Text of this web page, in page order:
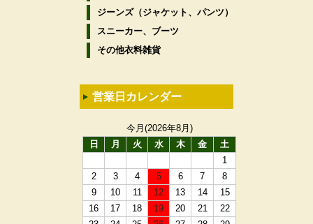
ジーンズ（ジャケット、パンツ）
スニーカー、ブーツ
その他衣料雑貨
営業日カレンダー
今月(2026年8月)
日
月 火 水 木 金
土
1
2
3 4 5 6 7
8
9
10 11 12 13 14
15
16
17 18 19 20 21
22